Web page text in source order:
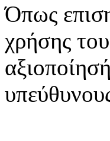
Όπως
χρήσης